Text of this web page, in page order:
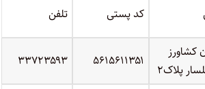
کد پستی تلفن
کشاورز
پلاک۲
۵۶۱۵۶۱۱۳۵۱ ۳۳۷۲۳۵۹۳